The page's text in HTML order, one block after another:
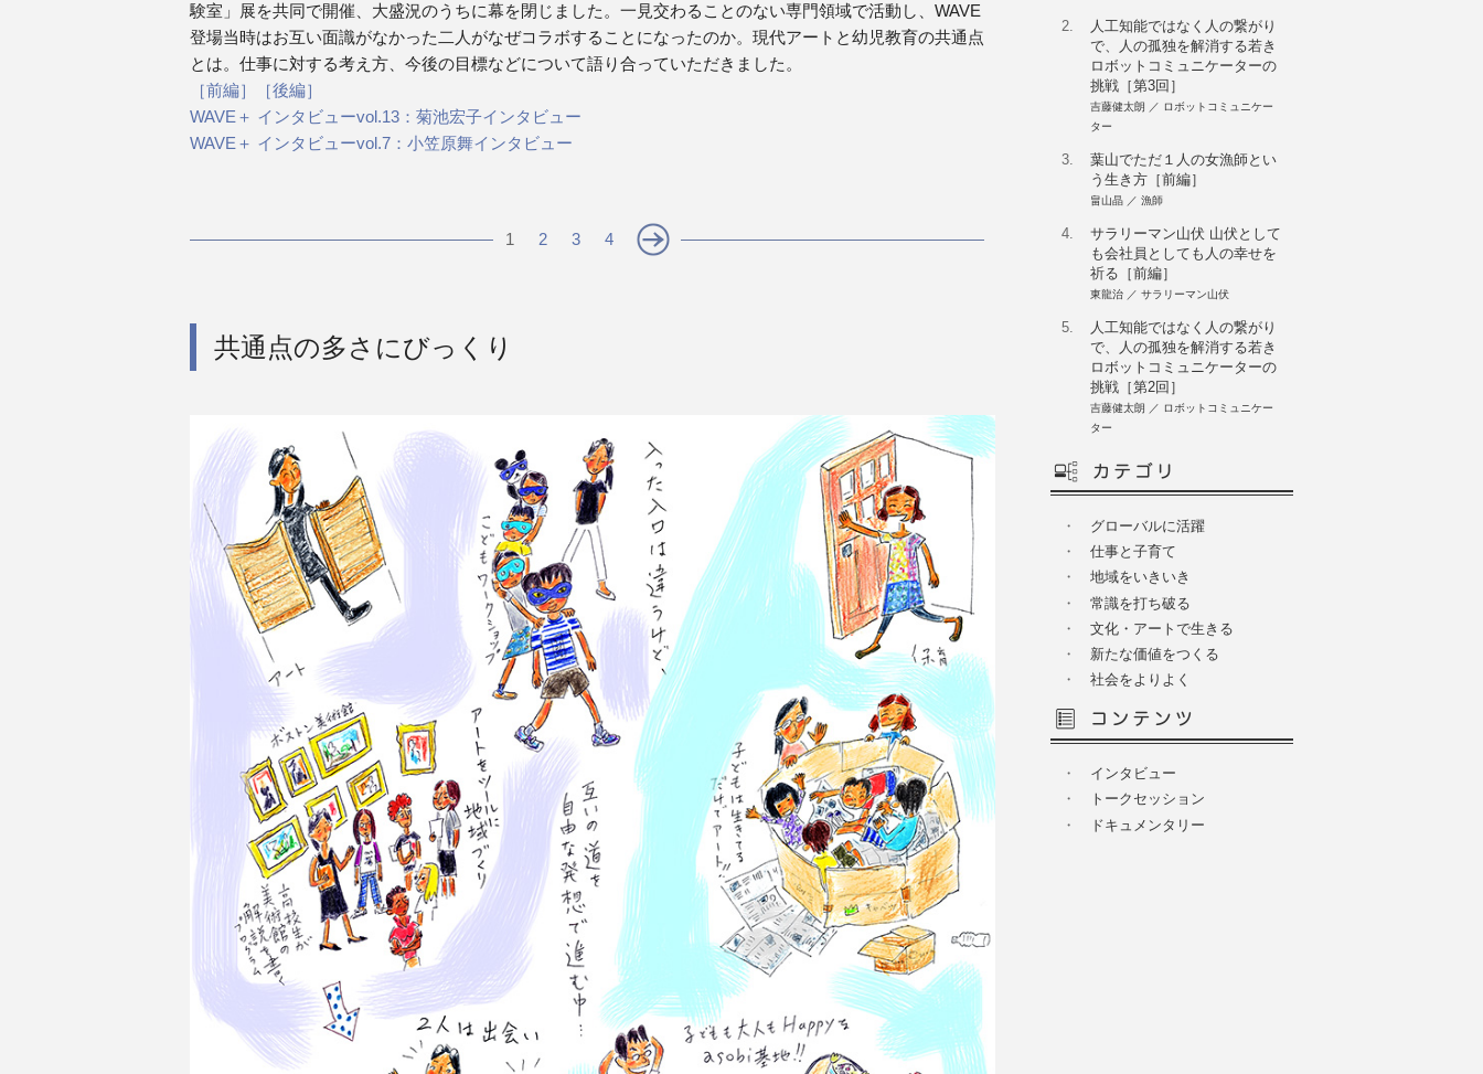
験室」展を共同で開催、大盛況のうちに幕を閉じました。一見交わることのない専門領域で活動し、WAVE
登場当時はお互い面識がなかった二人がなぜコラボすることになったのか。現代アートと幼児教育の共通点
とは。仕事に対する考え方、今後の目標などについて語り合っていただきました。
［前編］
［後編］
WAVE＋ インタビューvol.13：菊池宏子インタビュー
WAVE＋ インタビューvol.7：小笠原舞インタビュー
1 2 3 4
共通点の多さにびっくり
2.
人工知能ではなく人の繋がり
で、人の孤独を解消する若き
ロボットコミュニケーターの
挑戦［第3回］
吉藤健太朗 ／ ロボットコミュニケー
ター
3.
葉山でただ１人の女漁師とい
う生き方［前編］
畠山晶 ／ 漁師
4.
サラリーマン山伏 山伏として
も会社員としても人の幸せを
祈る［前編］
東龍治 ／ サラリーマン山伏
5.
人工知能ではなく人の繋がり
で、人の孤独を解消する若き
ロボットコミュニケーターの
挑戦［第2回］
吉藤健太朗 ／ ロボットコミュニケー
ター
・
グローバルに活躍
・
仕事と子育て
・
地域をいきいき
・
常識を打ち破る
・
文化・アートで生きる
・
新たな価値をつくる
・
社会をよりよく
・
インタビュー
・
トークセッション
・
ドキュメンタリー